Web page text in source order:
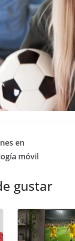
en
móvil
gustar